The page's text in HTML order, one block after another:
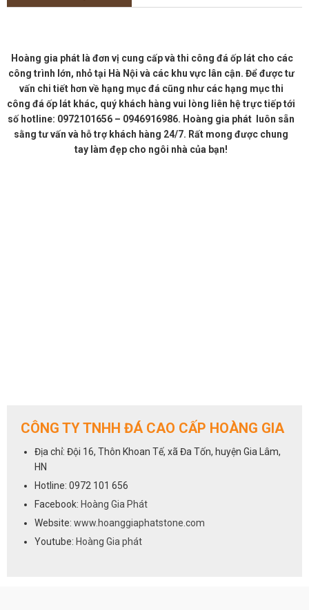
Hoàng gia phát là đơn vị cung cấp và thi công đá ốp lát cho các
công trình lớn, nhỏ tại Hà Nội và các khu vực lân cận. Để được tư
vấn chi tiết hơn về hạng mục đá cũng như các hạng mục thi
công đá ốp lát khác, quý khách hàng vui lòng liên hệ trực tiếp tới
số hotline: 0972101656 – 0946916986. Hoàng gia phát luôn sẵn
sằng tư vấn và hỗ trợ khách hàng 24/7. Rất mong được chung
tay làm đẹp cho ngôi nhà của bạn!
CÔNG TY TNHH ĐÁ CAO CẤP HOÀNG GIA
Địa chỉ: Đội 16, Thôn Khoan Tế, xã Đa Tốn, huyện Gia Lâm,
HN
Hotline: 0972 101 656
Facebook: Hoàng Gia Phát
Website: www.hoanggiaphatstone.com
Youtube: Hoàng Gia phát